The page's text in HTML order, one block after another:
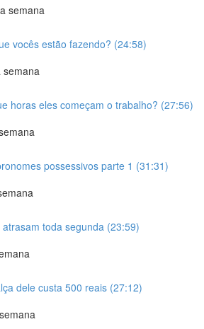
semana
vocês estão fazendo? (24:58)
semana
horas eles começam o trabalho? (27:56)
possessivos parte 1 (31:31)
toda segunda (23:59)
dele custa 500 reais (27:12)